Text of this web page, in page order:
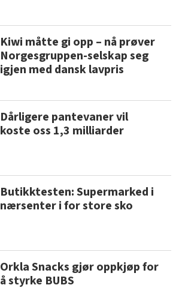
Kiwi måtte gi opp – nå prøver
Norgesgruppen-selskap seg
igjen med dansk lavpris
Dårligere pantevaner vil
koste oss 1,3 milliarder
Butikktesten: Supermarked i
nærsenter i for store sko
Orkla Snacks gjør oppkjøp for
å styrke BUBS